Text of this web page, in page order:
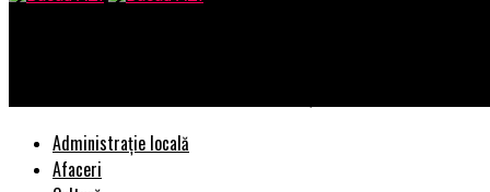
Administrație locală
Afaceri